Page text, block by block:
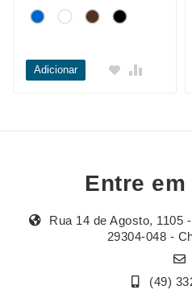
Adicionar
Entre
Rua 14 de Agosto, 1105
29304-048 -
(49)